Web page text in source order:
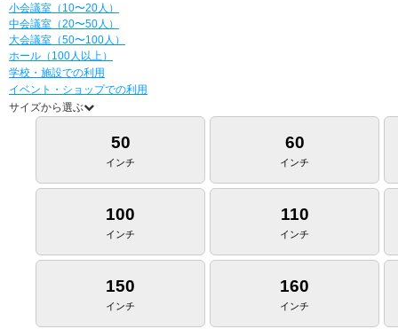
小会議室（10〜20人）
中会議室（20〜50人）
大会議室（50〜100人）
ホール（100人以上）
学校・施設での利用
イベント・ショップでの利用
サイズから選ぶ
50
インチ
60
インチ
100
インチ
110
インチ
150
インチ
160
インチ